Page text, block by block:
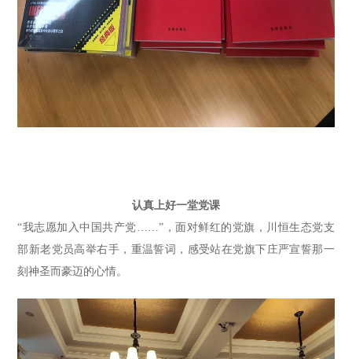
认真上好一堂党课
“我志愿加入中国共产党……” ，面对鲜红的党旗， 川恒生态党支
部新老党员高举右手，重温誓词，感受站在党旗下庄严宣誓那一
刻神圣而豪迈的心情。